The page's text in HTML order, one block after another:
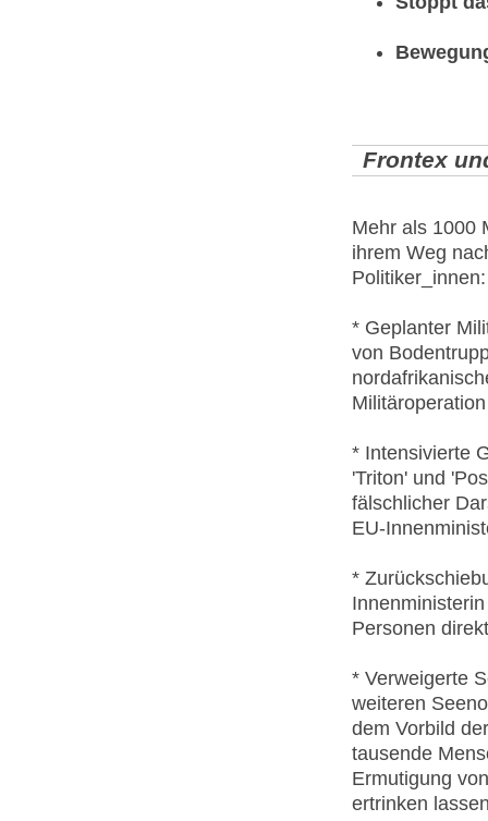
Frontex
Mehr als 1000
ihrem Weg
Politiker_innen:
* Geplanter
von
* Intensivierte
'Triton' und
fälschlicher
EU-
*
Personen
* Verweigerte
weiteren
dem Vorbild
tausende
Ermutigung
ertrinken